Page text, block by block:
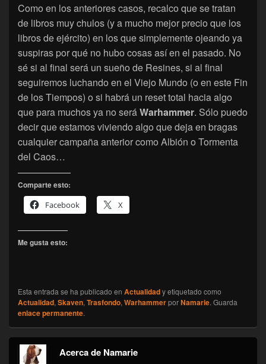
Como en los anteriores casos, recalco que se tratan
de libros muy chulos (y a mucho mejor precio que los
libros de ejército) en los que simplemente ojeando ya
suspiras por qué no hubo cosas así en el pasado. No
sé si al final será un sueño de Resines, si al final
seguiremos luchando en el Viejo Mundo (o en este Fin
de los Tiempos) o si habrá un reset total hacia algo
que para muchos ya no seráWarhammer. Sólo puedo
decir que estamos viviendo algo que deja en bragas
cualquier campaña anterior como Albión o Tormenta
del Caos…
Comparte esto:
Facebook
X
Me gusta esto:
Esta entrada se ha publicado en Actualidady etiquetado como
Actualidad, Skaven, Trasfondo, WarhammerporNamarie. Guarda
enlace permanente.
Acerca de Namarie